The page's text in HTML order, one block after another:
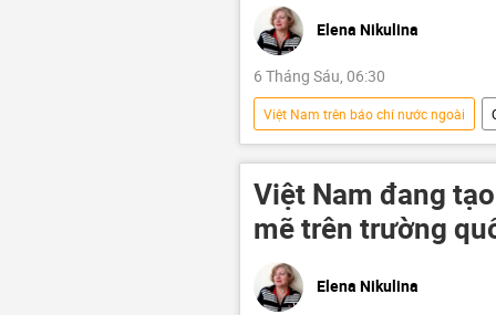
Elena Nikulina
6 Tháng Sáu, 06:30
Việt Nam trên báo chí nước ngoài
Hợp tác Nga-Việt
Châu Á
Việt Nam đang
mẽ trên trường
Elena Nikulina